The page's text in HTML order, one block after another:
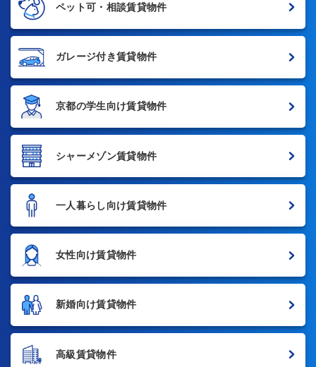
ペット可・相談賃貸物件
ガレージ付き賃貸物件
京都の学生向け賃貸物件
シャーメゾン賃貸物件
一人暮らし向け賃貸物件
女性向け賃貸物件
新婚向け賃貸物件
高級賃貸物件